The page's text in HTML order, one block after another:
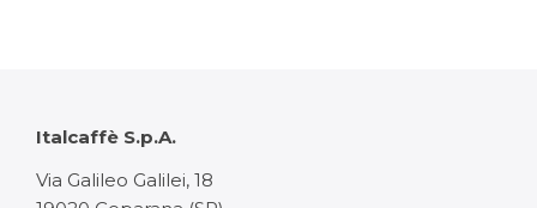
Italcaffè S.p.A.
Via Galileo Galilei, 18